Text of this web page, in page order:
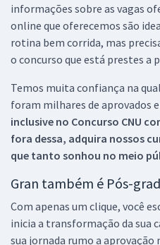
informações sobre as vagas
online que oferecemos são
rotina bem corrida, mas
o concurso que está prestes a
Temos muita confiança na
foram milhares de aprovados
inclusive no Concurso CNU
fora dessa, adquira nossos
que tanto sonhou no meio
Gran também é Pós-
Com apenas um clique, você
inicia a transformação da sua
sua jornada rumo a aprovação